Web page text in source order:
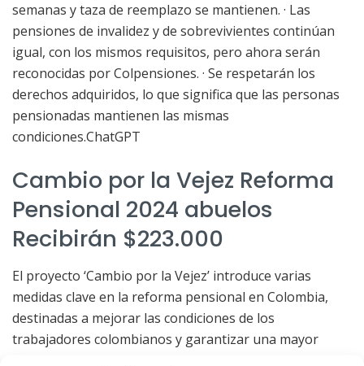
semanas y taza de reemplazo se mantienen. · Las
pensiones de invalidez y de sobrevivientes continúan
igual, con los mismos requisitos, pero ahora serán
reconocidas por Colpensiones. · Se respetarán los
derechos adquiridos, lo que significa que las personas
pensionadas mantienen las mismas
condiciones.ChatGPT
Cambio por la Vejez Reforma
Pensional 2024 abuelos
Recibirán $223.000
El proyecto ‘Cambio por la Vejez’ introduce varias
medidas clave en la reforma pensional en Colombia,
destinadas a mejorar las condiciones de los
trabajadores colombianos y garantizar una mayor